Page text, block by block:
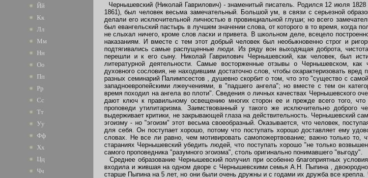
Йй
Кк
Лл
Мм
Нн
Оо
Пп
Рр
Сс
Тт
Уу
Фф
Хх
Цц
Чч
Чернышевский (Николай Гаврилович) - знаменитый писатель. Родился 12 июля
1861), был человек весьма замечательный. Большой ум, в связи с серьезной
делали его исключительной личностью в провинциальной глуши; но всего
был евангельский пастырь в лучшем значении слова, от которого в то время, когда
не слыхал ничего, кроме слов ласки и привета. В школьном деле, всецело
наказаниям. И вместе с тем этот добрый человек был необыкновенно строг и
подтягивались самые распущенные люди. Из ряду вон выходящая доброта,
перешли и к его сыну. Николай Гаврилович Чернышевский, как человек, был
литературной деятельности. Самые восторженные отзывы о Чернышевском, как
духовного сословия, не находившим достаточно слов, чтобы охарактеризовать
разных семинарий Палимпсестов , душевно скорбит о том, что это "существо с
западноевропейскими лжеучениями, в "падшего ангела"; но вместе с тем он
время походил на ангела во плоти". Сведения о личных качествах Чернышевского
дают ключ к правильному освещению многих сторон ее и прежде всего того,
проповеди утилитаризма. Заимствованный у такого же исключительно
выдерживает критики, не закрывающей глаза на действительность. Чернышевский
эгоизму - но "эгоизм" этот весьма своеобразный. Оказывается, что человек,
для себя. Он поступает хорошо, потому что поступать хорошо доставляет ему
словах. Не все ли равно, чем мотивировать самопожертвование; важно только то,
стараниях Чернышевский убедить людей, что поступать хорошо "не только
самого проповедника "разумного эгоизма", столь оригинально понимавшего "выгоду".
Среднее образование Чернышевский получил при особенно благоприятных
входила и жившая на одном дворе с Чернышевскими семья А.Н. Пыпина ,
старше Пыпина на 5 лет, но они были очень дружны и с годами их дружба все